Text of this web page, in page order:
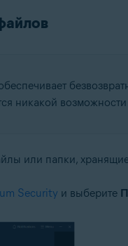
/ Education
Premium / Professional
никакой
или папки,
Security и выберите